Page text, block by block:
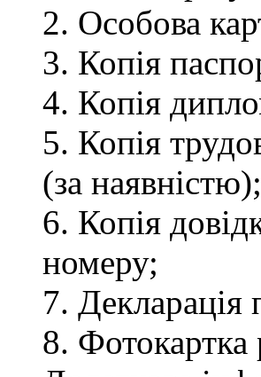
2. Особова
3. Копія
4. Копія
5. Копія
(за наявністю);
6. Копія
номеру;
7. Декларація
8.